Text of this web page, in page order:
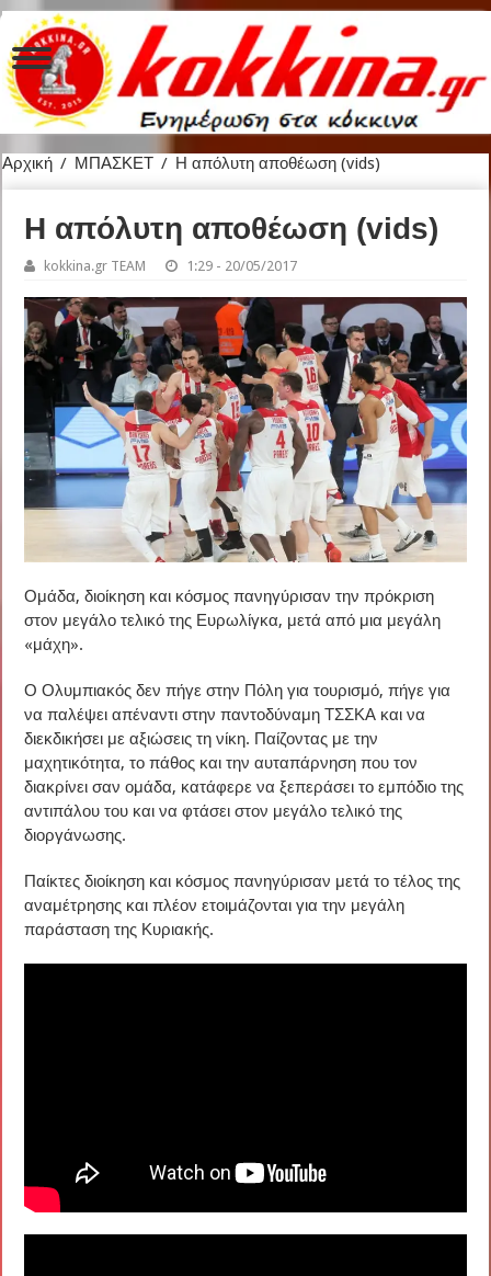
Αρχική / ΜΠΑΣΚΕΤ / Η απόλυτη αποθέωση (vids)
Η απόλυτη αποθέωση (vids)
kokkina.gr TEAM 1:29 - 20/05/2017
Ομάδα, διοίκηση και κόσμος πανηγύρισαν την πρόκριση
στον μεγάλο τελικό της Ευρωλίγκα, μετά από μια μεγάλη
«μάχη».
Ο Ολυμπιακός δεν πήγε στην Πόλη για τουρισμό, πήγε για
να παλέψει απέναντι στην παντοδύναμη ΤΣΣΚΑ και να
διεκδικήσει με αξιώσεις τη νίκη. Παίζοντας με την
μαχητικότητα, το πάθος και την αυταπάρνηση που τον
διακρίνει σαν ομάδα, κατάφερε να ξεπεράσει το εμπόδιο της
αντιπάλου του και να φτάσει στον μεγάλο τελικό της
διοργάνωσης.
Παίκτες διοίκηση και κόσμος πανηγύρισαν μετά το τέλος της
αναμέτρησης και πλέον ετοιμάζονται για την μεγάλη
παράσταση της Κυριακής.